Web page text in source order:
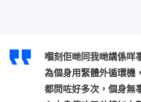
嗰刻佢哋同我哋講係咩
為個身用緊體外循環機
都問咗好多次，個身無